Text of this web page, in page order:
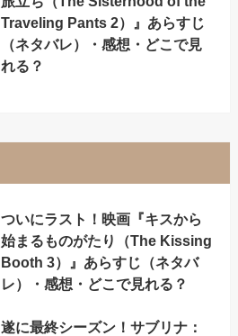
Traveling Pants 2）』あらすじ
（ネタバレ）・感想・どこで見
れる？
ついにラスト！映画『キスから
始まるものがたり（The Kissing
Booth 3）』あらすじ（ネタバ
レ）・感想・どこで見れる？
遂に最終シーズン！サブリナ：